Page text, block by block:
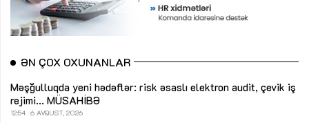
ƏN ÇOX OXUNANLAR
Məşğulluqda yeni hədəflər: risk əsaslı elektron audit, çevik iş
rejimi... MÜSAHİBƏ
12:54 6 AVQUST, 2026